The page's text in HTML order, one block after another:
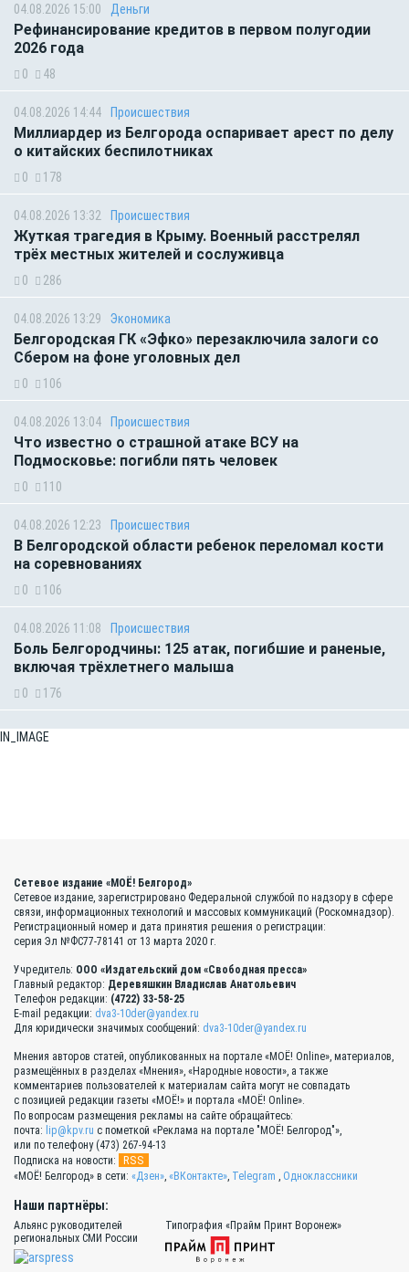
04.08.2026 15:00 Деньги
Рефинансирование кредитов в первом полугодии
2026 года
0 48
04.08.2026 14:44 Происшествия
Миллиардер из Белгорода оспаривает арест по делу
о китайских беспилотниках
0 178
04.08.2026 13:32 Происшествия
Жуткая трагедия в Крыму. Военный расстрелял
трёх местных жителей и сослуживца
0 286
04.08.2026 13:29 Экономика
Белгородская ГК «Эфко» перезаключила залоги со
Сбером на фоне уголовных дел
0 106
04.08.2026 13:04 Происшествия
Что известно о страшной атаке ВСУ на
Подмосковье: погибли пять человек
0 110
04.08.2026 12:23 Происшествия
В Белгородской области ребенок переломал кости
на соревнованиях
0 106
04.08.2026 11:08 Происшествия
Боль Белгородчины: 125 атак, погибшие и раненые,
включая трёхлетнего малыша
0 176
IN_IMAGE
Сетевое издание «МОЁ! Белгород»
Сетевое издание, зарегистрировано Федеральной службой по надзору в сфере
связи, информационных технологий и массовых коммуникаций (Роскомнадзор).
Регистрационный номер и дата принятия решения о регистрации:
серия Эл №ФС77-78141 от 13 марта 2020 г.
Учредитель: ООО «Издательский дом «Свободная пресса»
Главный редактор: Деревяшкин Владислав Анатольевич
Телефон редакции: (4722) 33-58-25
E-mail редакции: dva3-10der@yandex.ru
Для юридически значимых сообщений: dva3-10der@yandex.ru
Мнения авторов статей, опубликованных на портале «МОЁ! Online», материалов,
размещённых в разделах «Мнения», «Народные новости», а также
комментариев пользователей к материалам сайта могут не совпадать
с позицией редакции газеты «МОЁ!» и портала «МОЁ! Online».
По вопросам размещения рекламы на сайте обращайтесь:
почта: lip@kpv.ru с пометкой «Реклама на портале "МОЁ! Белгород"»,
или по телефону (473) 267-94-13
Подписка на новости:
RSS
«МОЁ! Белгород» в сети: «Дзен», «ВКонтакте», Telegram , Одноклассники
Наши партнёры:
Альянс руководителей
региональных СМИ России
Типография «Прайм Принт Воронеж»